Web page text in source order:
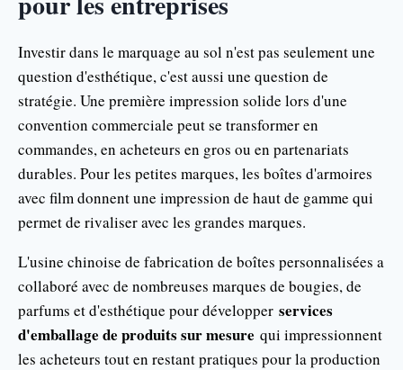
Investir dans le marquage au sol n'est pas seulement une
question d'esthétique, c'est aussi une question de
stratégie. Une première impression solide lors d'une
convention commerciale peut se transformer en
commandes, en acheteurs en gros ou en partenariats
durables. Pour les petites marques, les boîtes d'armoires
avec film donnent une impression de haut de gamme qui
permet de rivaliser avec les grandes marques.
L'usine chinoise de fabrication de boîtes personnalisées a
collaboré avec de nombreuses marques de bougies, de
parfums et d'esthétique pour développer services
d'emballage de produits sur mesure qui impressionnent
les acheteurs tout en restant pratiques pour la production